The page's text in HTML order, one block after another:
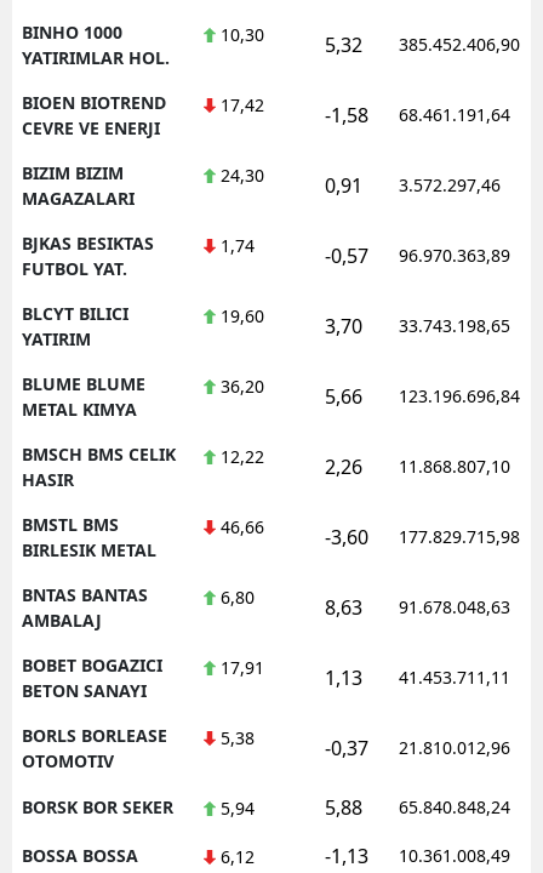
BINHO 1000
YATIRIMLAR HOL.
10,30 5,32 385.452.406,90
BIOEN BIOTREND
CEVRE VE ENERJI
17,42 -1,58 68.461.191,64
BIZIM BIZIM
MAGAZALARI
24,30 0,91 3.572.297,46
BJKAS BESIKTAS
FUTBOL YAT.
1,74 -0,57 96.970.363,89
BLCYT BILICI
YATIRIM
19,60 3,70 33.743.198,65
BLUME BLUME
METAL KIMYA
36,20 5,66 123.196.696,84
BMSCH BMS CELIK
HASIR
12,22 2,26 11.868.807,10
BMSTL BMS
BIRLESIK METAL
46,66 -3,60 177.829.715,98
BNTAS BANTAS
AMBALAJ
6,80 8,63 91.678.048,63
BOBET BOGAZICI
BETON SANAYI
17,91 1,13 41.453.711,11
BORLS BORLEASE
OTOMOTIV
5,38 -0,37 21.810.012,96
BORSK BOR SEKER 5,94 5,88 65.840.848,24
BOSSA BOSSA 6,12 -1,13 10.361.008,49